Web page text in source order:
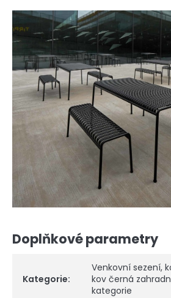
Doplňkové parametry
Kategorie:
Venkovní sezení,
kov černá
kategorie